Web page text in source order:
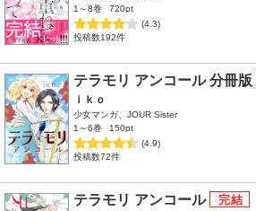
1～8巻
720pt
(4.3)
投稿数192件
テラモリ アンコール 分冊版
ｉｋｏ
少女マンガ、JOUR Sister
1～6巻
150pt
(4.9)
投稿数72件
テラモリ アンコール